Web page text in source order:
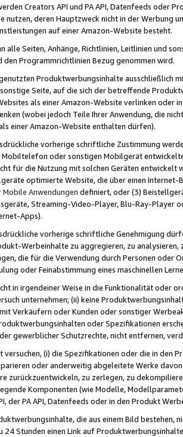
Creators API und PA API, Datenfeeds oder
nutzen, deren Hauptzweck nicht in der Werbung
auf einer Amazon-Website besteht.
alle Seiten, Anhänge, Richtlinien, Leitlinien und
den Programmrichtlinien Bezug genommen wird.
Produktwerbungsinhalte ausschließlich
Seite, auf die sich der betreffende
als einer Amazon-Website verlinken oder
(wobei jedoch Teile Ihrer Anwendung, die
einer Amazon-Website enthalten dürfen).
vorherige schriftliche Zustimmung
oder sonstigen Mobilgerät
für die Nutzung mit solchen Geräten
optimierte Website, die über einen
Anwendungen definiert, oder (3)
Streaming-Video-Player, Blu-Ray-Player
Apps).
vorherige schriftliche Genehmigung
Werbeinhalte zu aggregieren, zu
die für die Verwendung durch Personen
oder Feinabstimmung eines maschinellen
in irgendeiner Weise in die Funktionalität oder
unternehmen; (ii) keine
Verkäufern oder Kunden oder sonstiger
oder Spezifikationen
gewerblicher Schutzrechte, nicht entfernen,
versuchen, (i) die Spezifikationen oder die in
oder anderweitig abgeleitete Werke
zurückzuentwickeln, zu zerlegen, zu
Komponenten (wie Modelle,
der PA API, Datenfeeds oder in den Produkt
die aus einem Bild bestehen,
24 Stunden einen Link auf